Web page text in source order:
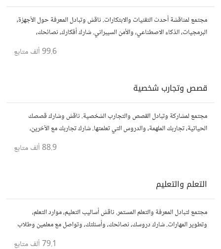
مجتمع لمناقشة أحدث التقنيات والابتكارات. ناقش وتبادل المعرفة حول الأجهزة،
البرمجيات، الذكاء الاصطناعي، والأمن السيبراني. شارك أفكارك، نصائحك،
99.6 ألف متابع
قصص وتجارب شخصية
مجتمع لمشاركة وتبادل القصص والتجارب الشخصية. ناقش وشارك قصصك
الحياتية، تجاربك الملهمة، والدروس التي تعلمتها. شارك تجاربك مع الآخرين،
88.9 ألف متابع
التعلم والتعليم
مجتمع لتبادل المعرفة والتعلم المستمر. ناقش أساليب التعليم، موارد التعلم،
وتطوير المهارات. شارك دروسك، نصائحك، وأسئلتك، وتواصل مع معلمين وطلاب
79.1 ألف متابع